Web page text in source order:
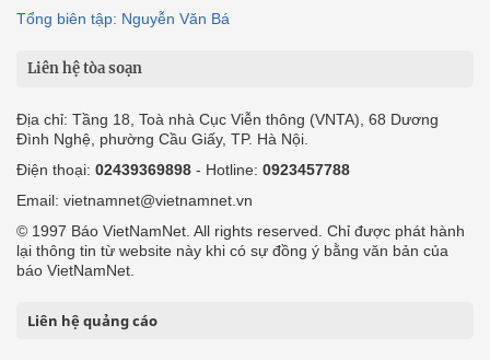
Tổng biên tập: Nguyễn Văn Bá
Liên hệ tòa soạn
Địa chỉ: Tầng 18, Toà nhà Cục Viễn thông (VNTA), 68 Dương
Đình Nghệ, phường Cầu Giấy, TP. Hà Nội.
Điện thoại: 02439369898 - Hotline: 0923457788
Email: vietnamnet@vietnamnet.vn
© 1997 Báo VietNamNet. All rights reserved. Chỉ được phát hành
lại thông tin từ website này khi có sự đồng ý bằng văn bản của
báo VietNamNet.
Liên hệ quảng cáo